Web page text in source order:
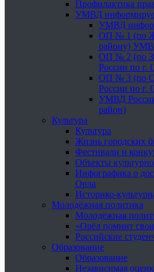
Профилактика
УМВД
УМВД
ОП № 1 (по
району)
ОП № 2 (по
России по г.
ОП № 3 (по
России по г.
УМВД
район)
Культура
Культура
Жизнь городских
Фестивали и
Объекты
Инфографика о
Орла
Историко-
Молодёжная политика
Молодёжная
«Орёл помнит
Российские
Образование
Образование
Независимая